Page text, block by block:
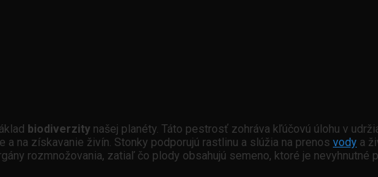
biodiverzity našej planéty. Táto pestrosť zohráva kľúčovú úlohu v
a na získavanie živín. Stonky podporujú rastlinu a slúžia na prenos vody a
rozmnožovania, zatiaľ čo plody obsahujú semeno, ktoré je